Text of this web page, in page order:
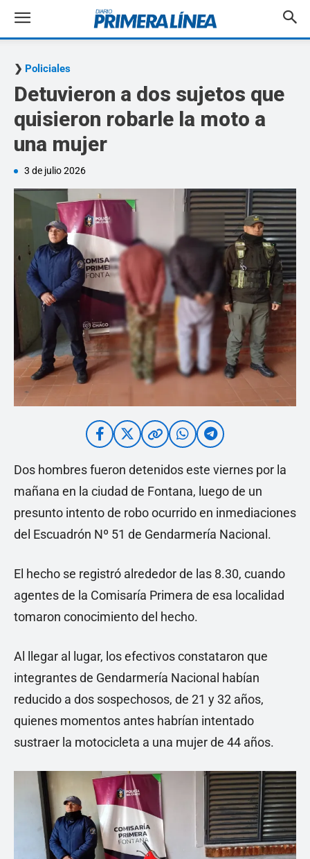
Policiales
Detuvieron a dos sujetos que
quisieron robarle la moto a
una mujer
3 de julio 2026
Dos hombres fueron detenidos este viernes por la
mañana en la ciudad de Fontana, luego de un
presunto intento de robo ocurrido en inmediaciones
del Escuadrón Nº 51 de Gendarmería Nacional.
El hecho se registró alrededor de las 8.30, cuando
agentes de la Comisaría Primera de esa localidad
tomaron conocimiento del hecho.
Al llegar al lugar, los efectivos constataron que
integrantes de Gendarmería Nacional habían
reducido a dos sospechosos, de 21 y 32 años,
quienes momentos antes habrían intentado
sustraer la motocicleta a una mujer de 44 años.